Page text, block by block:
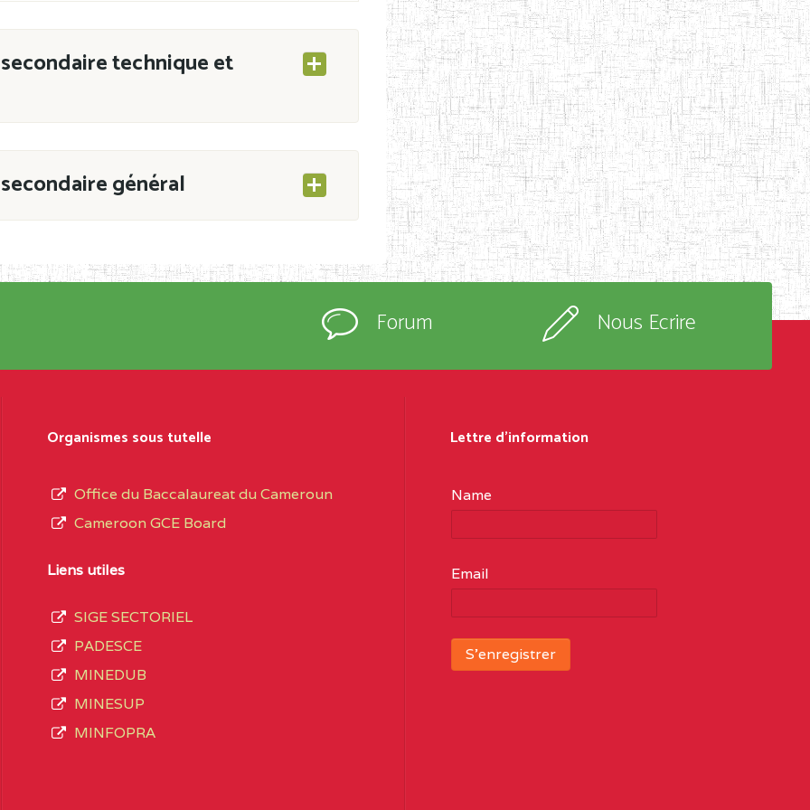
technique et
LES
DE
général
CAB du 21 mars 2011 portant ouverture
immatriculés et inscrits au
Généralau terme des opérations
3408 structures réparties ainsi qu’il
soit :
Forum Nous Ecrire
Organismes sous tutelle
Office du Baccalaureat du Cameroun
Cameroon GCE Board
Liens utiles
SIGE SECTORIEL
PADESCE
MINEDUB
MINESUP
MINFOPRA
Lettre d'information
Name
Email